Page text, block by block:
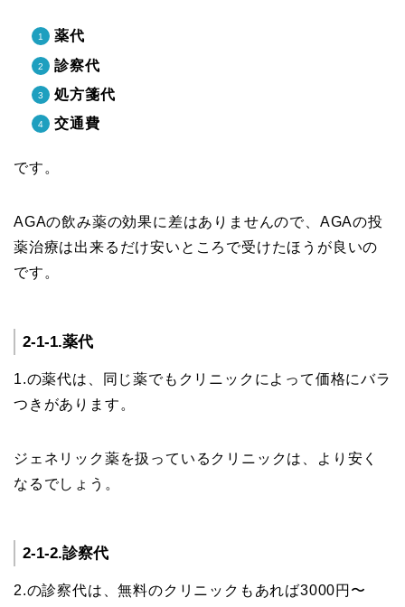
薬代
診察代
処方箋代
交通費
です。
AGAの飲み薬の効果に差はありませんので、AGAの投
薬治療は出来るだけ安いところで受けたほうが良いの
です。
2-1-1.薬代
1.の薬代は、同じ薬でもクリニックによって価格にバラ
つきがあります。
ジェネリック薬を扱っているクリニックは、より安く
なるでしょう。
2-1-2.診察代
2.の診察代は、無料のクリニックもあれば3000円〜